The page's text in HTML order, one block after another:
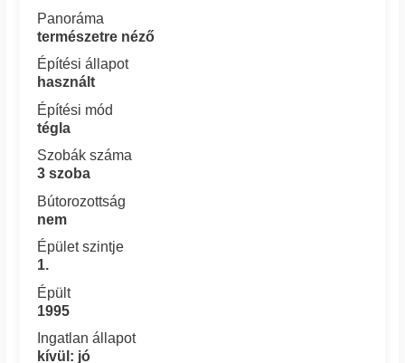
Panoráma
természetre néző
Építési állapot
használt
Építési mód
tégla
Szobák száma
3 szoba
Bútorozottság
nem
Épület szintje
1.
Épült
1995
Ingatlan állapot
kívül: jó